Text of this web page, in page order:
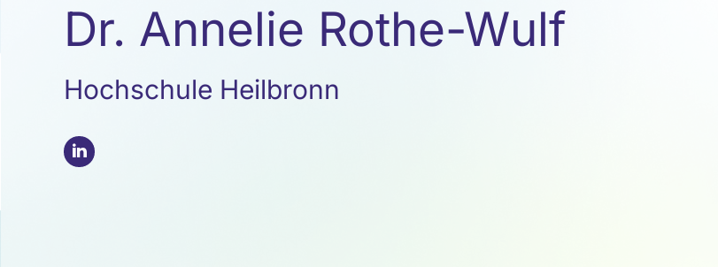
Dr. Annelie Rothe-Wulf
Hochschule Heilbronn
